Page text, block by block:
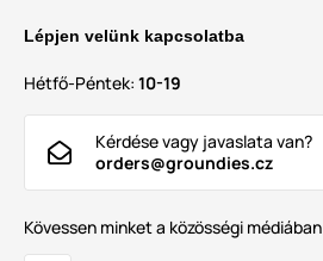
Lépjen velünk kapcsolatba
Hétfő-Péntek: 10-19
Kérdése vagy javaslata van?
orders@groundies.cz
Kövessen minket a közösségi médiában